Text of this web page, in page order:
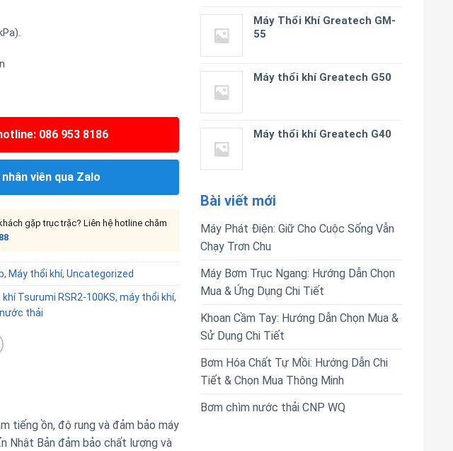
Máy Thổi Khí Greatech GM-
55
Máy thổi khí Greatech G50
Máy thổi khí Greatech G40
Bài viết mới
Máy Phát Điện: Giữ Cho Cuộc Sống Vẫn
Chạy Trơn Chu
Máy Bơm Trục Ngang: Hướng Dẫn Chọn
Mua & Ứng Dụng Chi Tiết
Khoan Cầm Tay: Hướng Dẫn Chọn Mua &
Sử Dụng Chi Tiết
Bơm Hóa Chất Tự Mồi: Hướng Dẫn Chi
Tiết & Chọn Mua Thông Minh
Bơm chìm nước thải CNP WQ
086 953 8186
viên qua Zalo
gặp trục trặc? Liên hệ hotline chăm
, Máy thổi khí, Uncategorized
Tsurumi RSR2-100KS, máy thổi khí,
thải
tiếng ồn, độ rung và đảm bảo máy
Nhật Bản đảm bảo chất lượng và